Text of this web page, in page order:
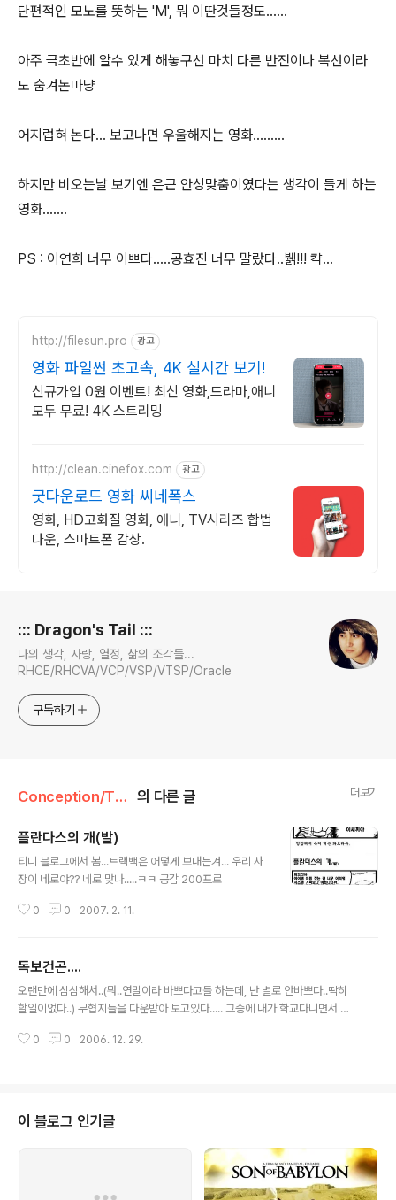
단편적인 모노를 뜻하는 'M', 뭐 이딴것들정도......
아주 극초반에 알수 있게 해놓구선 마치 다른 반전이나 복선이라
도 숨겨논마냥
어지럽혀 논다... 보고나면 우울해지는 영화.........
하지만 비오는날 보기엔 은근 안성맞춤이였다는 생각이 들게 하는
영화.......
PS : 이연희 너무 이쁘다.....공효진 너무 말랐다..뷁!!! 캭...
http://filesun.pro 광고
영화 파일썬 초고속, 4K 실시간 보기!
신규가입 0원 이벤트! 최신 영화,드라마,애니
모두 무료! 4K 스트리밍
http://clean.cinefox.com 광고
굿다운로드 영화 씨네폭스
영화, HD고화질 영화, 애니, TV시리즈 합법
다운, 스마트폰 감상.
::: Dragon's Tail :::
나의 생각, 사랑, 열정, 삶의 조각들...
RHCE/RHCVA/VCP/VSP/VTSP/Oracle
구독하기
Conception/Things 의 다른 글 더보기
플란다스의 개(발)
티니 블로그에서 봄...트랙백은 어떻게 보내는겨... 우리 사
장이 네로야?? 네로 맞나.....ㅋㅋ 공감 200프로
0 0 2007. 2. 11.
독보건곤....
오랜만에 심심해서..(뭐..연말이라 바쁘다고들 하는데, 난 별로 안바쁘다..딱히
할일이없다..) 무협지들을 다운받아 보고있다..... 그중에 내가 학교다니면서 정
리며 읽어보고 있는데, 역시 잘쓴다..... 그중에서 제일 감명깊게 읽었던 "독보건
만의 필체와, 절제된 문장들로 아련하게 묘사해 나가고 있었다.......... 특히 주인
공과 그가 일생동안 단 한번 사랑을 하게 된 여인과의 애틋한 상..
0 0 2006. 12. 29.
이 블로그 인기글